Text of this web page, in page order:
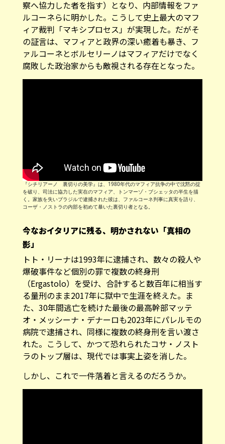
察へ協力した者を指す）となり、内部情報をファ
ルコーネらに明かした。こうして史上最大のマフ
ィア裁判「マキシプロセス」が実現した。だがそ
の証言は、マフィアと政界の深い癒着も暴き、フ
ァルコーネとボルセリーノはマフィアだけでなく
腐敗した政治家からも敵視される存在となった。
『シチリアーノ 裏切りの美学』は、1980年代のマフィア抗争の中で沈黙の掟
を破り、司法に協力した実在のマフィア、トンマーゾ・ブシェッタの半生を描
く。家族を失いブラジルで逮捕された彼は、ファルコーネ判事に真実を語り、
コーザ・ノストラの内部を初めて暴いた裏切り者となる。
​今なおイタリアに残る、明かされない「真相の
影」
トト・リーナは1993年に逮捕され、数々の殺人や
爆破事件など個別の罪で複数の終身刑
（Ergastolo）を受け、合計すると数百年に相当す
る量刑のまま2017年に獄中で生涯を終えた。ま
た、30年間逃亡を続けた最後の最高幹部マッテ
オ・メッシーナ・デナーロも2023年にパレルモの
病院で逮捕され、同様に複数の終身刑を言い渡さ
れた。こうして、かつて恐れられたコサ・ノスト
ラのトップ層は、現代では事実上姿を消した。
しかし、これで一件落着と言えるのだろうか。